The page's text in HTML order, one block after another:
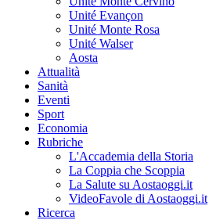
Unité Evançon
Unité Monte Rosa
Unité Walser
Aosta
Attualità
Sanità
Eventi
Sport
Economia
Rubriche
L'Accademia della Storia
La Coppia che Scoppia
La Salute su Aostaoggi.it
VideoFavole di Aostaoggi.it
Ricerca